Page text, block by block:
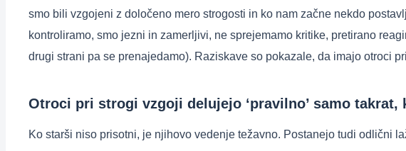
smo bili vzgojeni z določeno mero strogosti in ko nam začne nekdo
kontroliramo, smo jezni in zamerljivi, ne sprejemamo kritike, pretirano
drugi strani pa se prenajedamo). Raziskave so pokazale, da imajo otroci
Otroci pri strogi vzgoji delujejo ‘pravilno’ samo takrat,
Ko starši niso prisotni, je njihovo vedenje težavno. Postanejo tudi odlični